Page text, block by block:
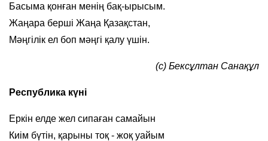
Басыма қонған менің бақ-ырысым.
Жаңара берші Жаңа Қазақстан,
Мәңгілік ел боп мәңгі қалу үшін.
(с) Бексұлтан Санақұл
Республика күні
Еркін елде жел сипаған самайын
Киім бүтін, қарыны тоқ - жоқ уайым